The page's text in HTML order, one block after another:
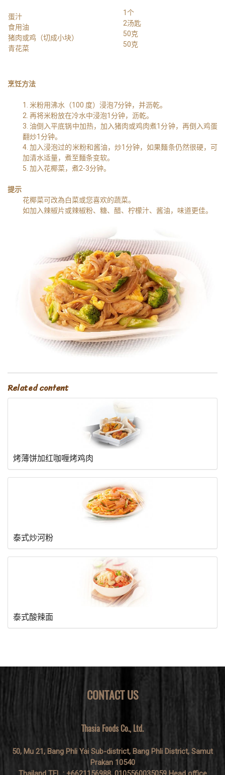
蛋汁
食用油
猪肉或鸡（切成小块）
青花菜
1个
2汤匙
50克
50克
烹饪方法
1. 米粉用沸水（100 度）浸泡7分钟，并沥乾。
2. 再将米粉放在冷水中浸泡1分钟，沥乾。
3. 油倒入平底锅中加热，加入猪肉或鸡肉煮1分钟，再倒入鸡蛋
翻炒1分钟。
4. 加入浸泡过的米粉和酱油，炒1分钟，如果麵条仍然很硬，可
加清水适量，煮至麵条变软。
5. 加入花椰菜，煮2-3分钟。
提示
花椰菜可改為白菜或您喜欢的蔬菜。
如加入辣椒片或辣椒粉、糖、醋、柠檬汁、酱油，味道更佳。
Related content
烤薄饼加红咖喱烤鸡肉
泰式炒河粉
泰式酸辣面
CONTACT US
Thasia Foods Co., Ltd.
50, Mu 21, Bang Phli Yai Sub-district, Bang Phli District, Samut
Prakan 10540